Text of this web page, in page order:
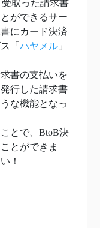
受取った請求書
ができるサー
にカード決済
「 ハヤメル 」
書の支払いを
行した請求書
な機能となっ
とで、BtoB決
とができま
！